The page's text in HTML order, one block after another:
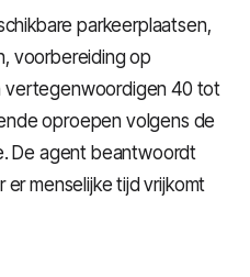
parkeerplaatsen,
voorbereiding op
vertegenwoordigen 40 tot
oproepen volgens de
De agent beantwoordt
menselijke tijd vrijkomt